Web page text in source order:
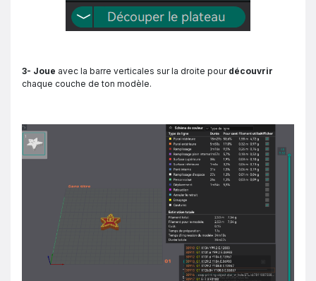
3- Joue avec la barre verticales sur la droite pour découvrir
chaque couche de ton modèle.